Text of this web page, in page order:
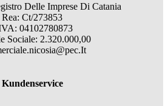
Delle Imprese Di Catania
Rea: Ct/273853
04102780873
Sociale: 2.320.000,00
Kundenservice